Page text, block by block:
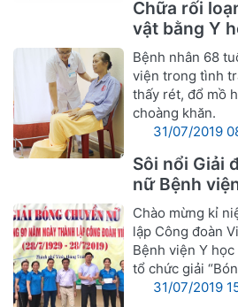
Chữa rối
vật bằng Y
Bệnh nhân 68
viện trong tình
thấy rét, đổ mồ
choàng khăn.
31/07/2019
Sôi nổi Giải
nữ Bệnh
Nghệ An
Chào mừng kỉ
lập Công đoàn
Bệnh viện Y
tổ chức giải
31/07/2019